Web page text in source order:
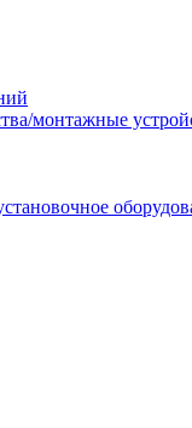
монтажные